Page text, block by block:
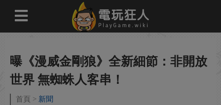
曝《漫威金剛狼》全新細節：非開放
世界 無蜘蛛人客串！
首頁 新聞